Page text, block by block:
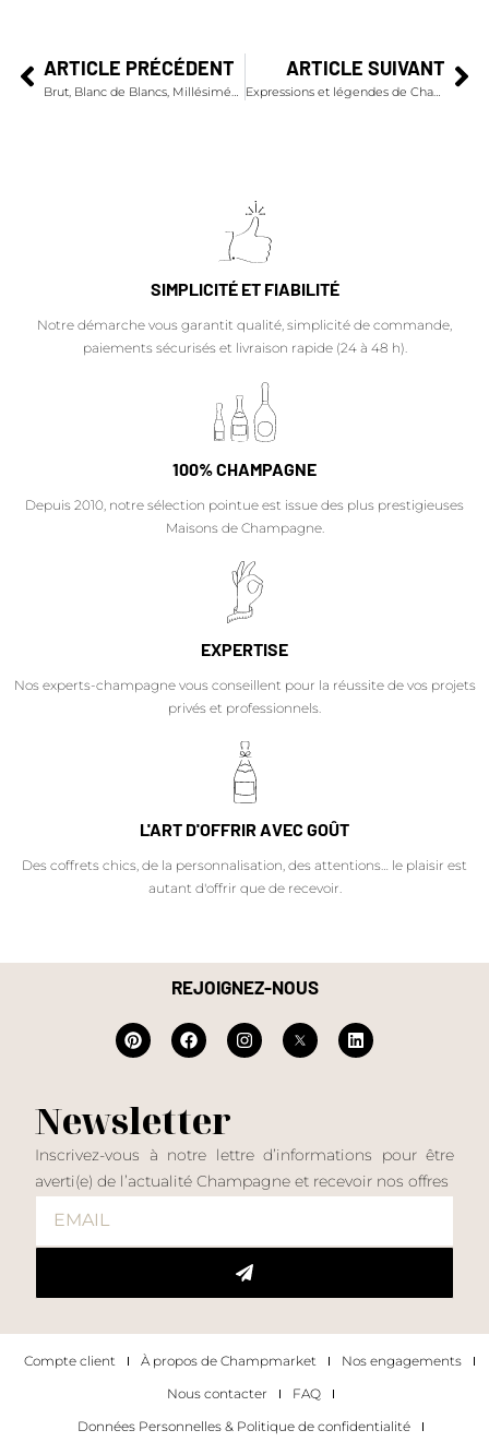
ARTICLE PRÉCÉDENT
Brut, Blanc de Blancs, Millésimé… Quel champagne choisir ?
ARTICLE SUIVANT
Expressions et légendes de Champagne…
SIMPLICITÉ ET FIABILITÉ
Notre démarche vous garantit qualité, simplicité de commande,
paiements sécurisés et livraison rapide (24 à 48 h).
100% CHAMPAGNE
Depuis 2010, notre sélection pointue est issue des plus prestigieuses
Maisons de Champagne.
EXPERTISE
Nos experts-champagne vous conseillent pour la réussite de vos projets
privés et professionnels.
L'ART D'OFFRIR AVEC GOÛT
Des coffrets chics, de la personnalisation, des attentions… le plaisir est
autant d'offrir que de recevoir.
REJOIGNEZ-NOUS
Newsletter
Inscrivez-vous à notre lettre d’informations pour être
averti(e) de l’actualité Champagne et recevoir nos offres
Compte client À propos de Champmarket
Nos engagements
Nous contacter
FAQ
Données Personnelles & Politique de confidentialité